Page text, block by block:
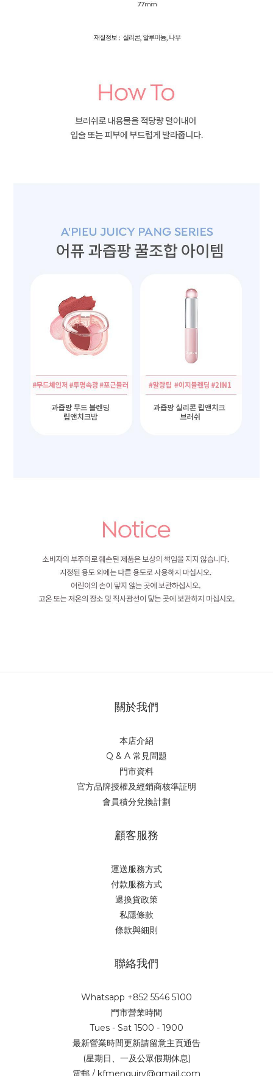
關於我們
本店介紹
Q & A 常見問題
門市資料
官方品牌授權及經銷商核準証明
會員積分兌換計劃
顧客服務
運送服務方式
付款服務方式
退換貨政策
私隱條款
條款與細則
聯絡我們
Whatsapp +852 5546 5100
門市營業時間
Tues - Sat 1500 - 1900
最新營業時間更新請留意主頁通告
(星期日、一及公眾假期休息)
電郵 / kfmenquiry@gmail.com